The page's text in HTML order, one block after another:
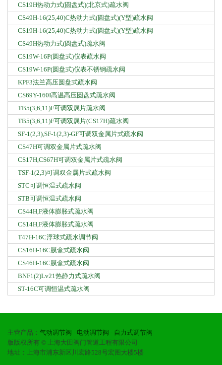
CS19H热动力式(圆盘式)(北京式)疏水阀
CS49H-16(25,40)C热动力式(圆盘式)(Y型)疏水阀
CS19H-16(25,40)C热动力式(圆盘式)(Y型)疏水阀
CS49H热动力式(圆盘式)疏水阀
CS19W-16P(圆盘式)仪表疏水阀
CS19W-16P(圆盘式)仪表不锈钢疏水阀
KPF3法兰高压圆盘式疏水阀
CS69Y-160I高温高压圆盘式疏水阀
TB5(3,6,11)F可调双属片疏水阀
TB5(3,6,11)F可调双属片(CS17H)疏水阀
SF-1(2,3),SF-1(2,3)-GF可调双金属片式疏水阀
CS47H可调双金属片式疏水阀
CS17H,CS67H可调双金属片式疏水阀
TSF-1(2,3)可调双金属片式疏水阀
STC可调恒温式疏水阀
STB可调恒温式疏水阀
CS44H,F液体膨胀式疏水阀
CS14H,F液体膨胀式疏水阀
T47H-16C浮球式疏水调节阀
CS16H-16C膜盒式疏水阀
CS46H-16C膜盒式疏水阀
BNF1(2)Lv21热静力式疏水阀
ST-16C可调恒温式疏水阀
主营产品： 气动调节阀 - 电动调节阀 - 自力式调节阀
版版权所有 © 上海大田阀门管道工程有限公司
地址：上海市浦东新区川宏路528号宏图大楼5楼